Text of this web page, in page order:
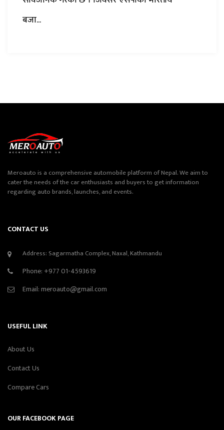
बजा...
Meroauto is a comprehensive automobile platform of Nepal. We aim to
cater the needs of the car enthusiasts and buyers to get information
regarding auto brands, launches, and events.
CONTACT US
Address: Sagarmatha Complex, Naxal, Kathmandu
Phone: +977 01-4593619
Email:meroauto@gmail.com
USEFUL LINK
About Us
Contact Us
Compare Cars
OUR FACEBOOK PAGE